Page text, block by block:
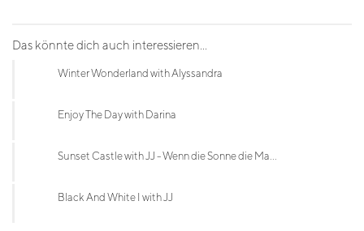
Das könnte dich auch interessieren...
Winter Wonderland with Alyssandra
Enjoy The Day with Darina
Sunset Castle with JJ - Wenn die Sonne die Ma...
Black And White I with JJ